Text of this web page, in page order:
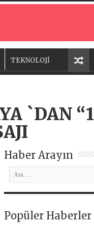
TEKNOLOJİ
`DAN “1
Haber Arayın
Popüler Haberler